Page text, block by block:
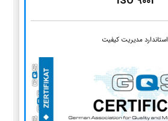
استاندارد مدیریت کیفیت